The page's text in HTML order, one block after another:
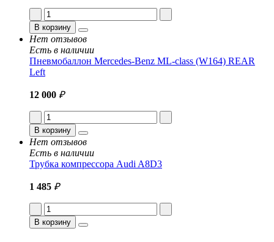
В корзину
Нет отзывов
Есть в наличии
Пневмобаллон Mercedes-Benz ML-class (W164) REAR
Left
12 000 ₽
В корзину
Нет отзывов
Есть в наличии
Трубка компрессора Audi A8D3
1 485 ₽
В корзину